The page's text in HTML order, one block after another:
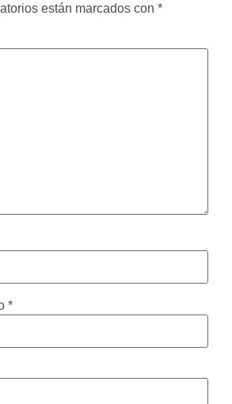
están marcados con *
*